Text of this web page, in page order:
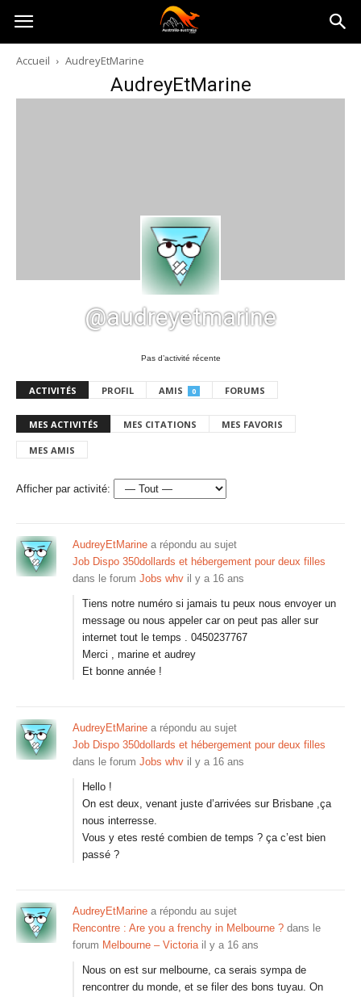
Australia-
australie.com
Accueil AudreyEtMarine
AudreyEtMarine
@audreyetmarine
Pas d’activité récente
ACTIVITÉS PROFIL AMIS 0 FORUMS
MES ACTIVITÉS MES CITATIONS MES FAVORIS
MES AMIS
Afficher par activité:
AudreyEtMarine a répondu au sujet
Job Dispo 350dollards et hébergement pour deux filles
dans le forum Jobs whv il y a 16 ans
Tiens notre numéro si jamais tu peux nous envoyer un
message ou nous appeler car on peut pas aller sur
internet tout le temps . 0450237767
Merci , marine et audrey
Et bonne année !
AudreyEtMarine a répondu au sujet
Job Dispo 350dollards et hébergement pour deux filles
dans le forum Jobs whv il y a 16 ans
Hello !
On est deux, venant juste d’arrivées sur Brisbane ,ça
nous interresse.
Vous y etes resté combien de temps ? ça c’est bien
passé ?
AudreyEtMarine a répondu au sujet
Rencontre : Are you a frenchy in Melbourne ? dans le
forum Melbourne – Victoria il y a 16 ans
Nous on est sur melbourne, ca serais sympa de
rencontrer du monde, et se filer des bons tuyau. On